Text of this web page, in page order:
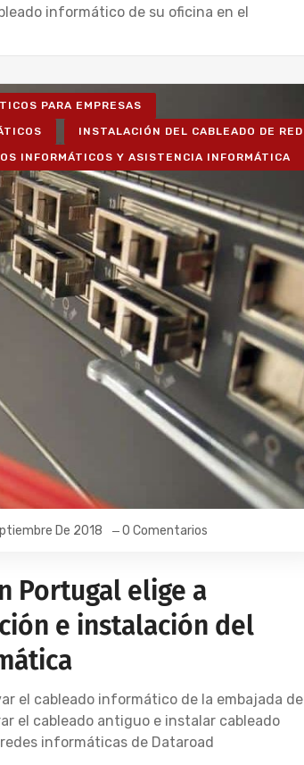
informático de su oficina en el
PARA EMPRESAS
INSTALACIÓN DEL CABLEADO DE RED
INFORMÁTICOS Y ASISTENCIA INFORMÁTICA
De 2018 0 Comentarios
Portugal elige a
e instalación del
el cableado informático de la embajada de
el cableado antiguo e instalar cableado
informáticas de Dataroad